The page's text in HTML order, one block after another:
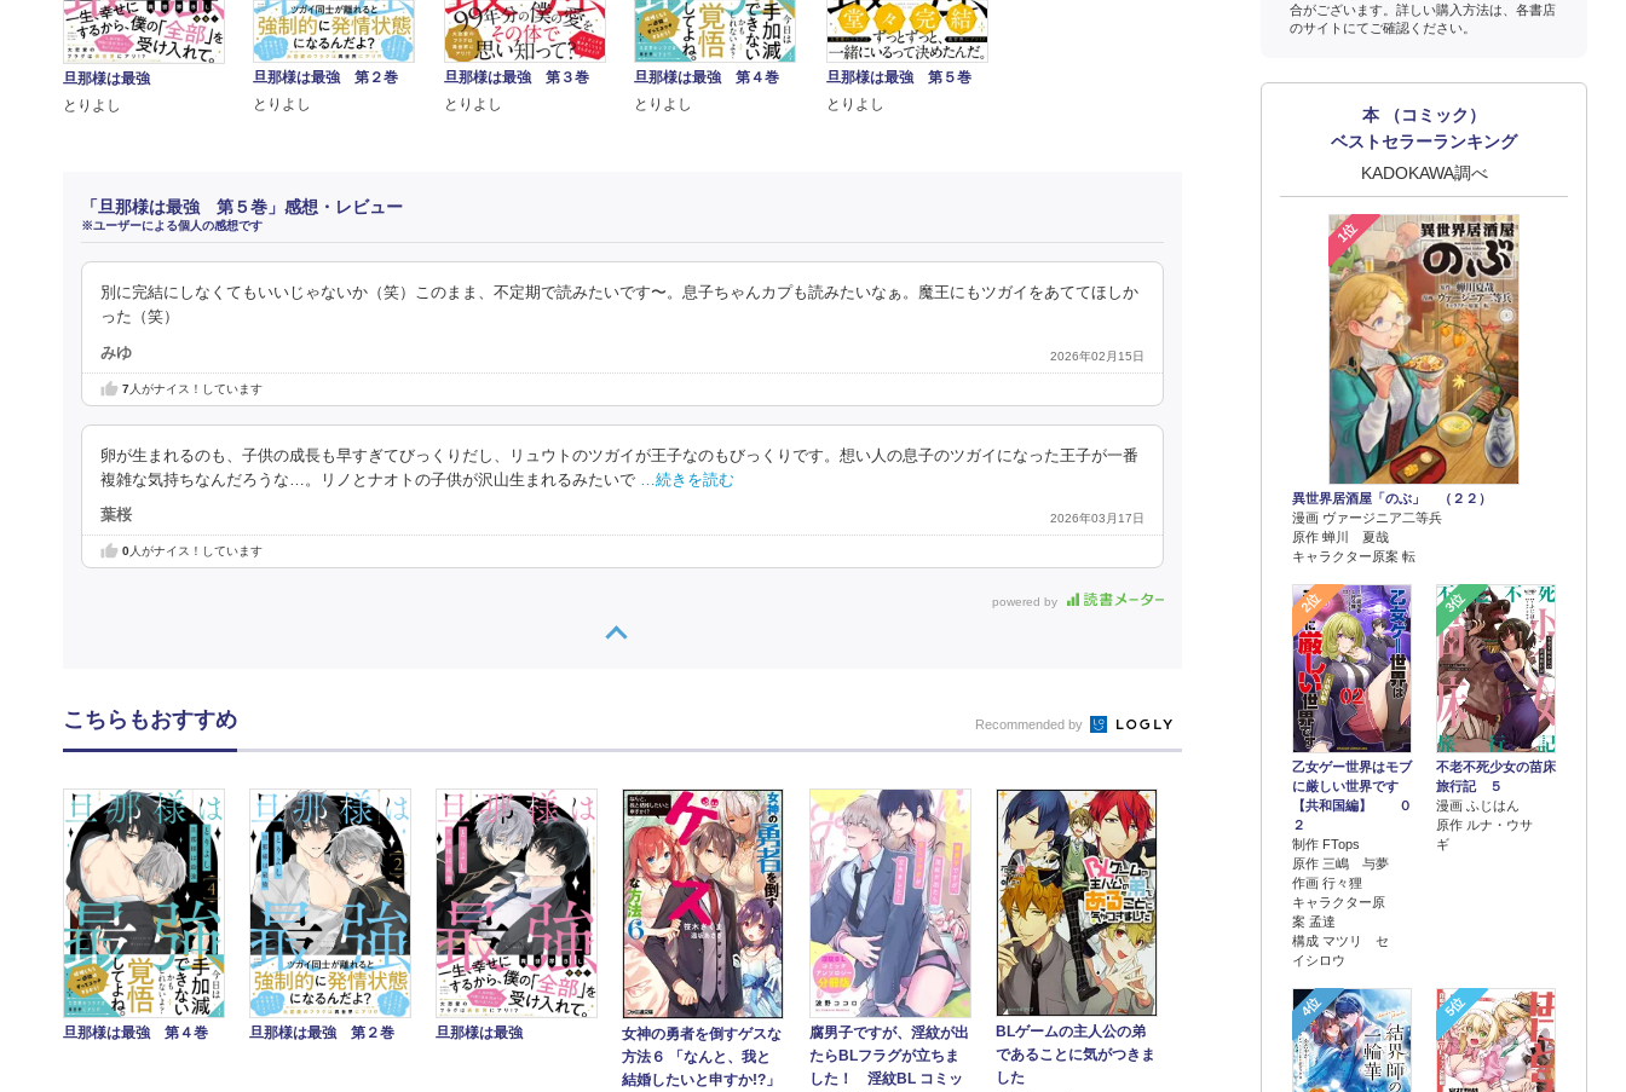
旦那様は最強
とりよし
旦那様は最強 第２巻
とりよし
旦那様は最強 第３巻
とりよし
旦那様は最強 第４巻
とりよし
旦那様は最強 第５巻
とりよし
「旦那様は最強 第５巻」感想・レビュー
※ユーザーによる個人の感想です
別に完結にしなくてもいいじゃないか（笑）このまま、不定期で読みたいです〜。息子ちゃんカプも読みたいなぁ。魔王にもツガイをあててほしか
った（笑）
みゆ 2026年02月15日
7人がナイス！しています
卵が生まれるのも、子供の成長も早すぎてびっくりだし、リュウトのツガイが王子なのもびっくりです。想い人の息子のツガイになった王子が一番
複雑な気持ちなんだろうな…。リノとナオトの子供が沢山生まれるみたいで
…続きを読む
葉桜 2026年03月17日
0人がナイス！しています
powered by
合がございます。詳しい購入方法は、各書店
のサイトにてご確認ください。
本 （コミック）
ベストセラーランキング
KADOKAWA調べ
1位
異世界居酒屋「のぶ」 （２２）
漫画 ヴァージニア二等兵
原作 蝉川 夏哉
キャラクター原案 転
2位
乙女ゲー世界はモブ
に厳しい世界です
【共和国編】 ０
２
制作 FTops
原作 三嶋 与夢
作画 行々狸
キャラクター原
案 孟達
構成 マツリ セ
イシロウ
3位
不老不死少女の苗床
旅行記 ５
漫画 ふじはん
原作 ルナ・ウサ
ギ
4位 5位
こちらもおすすめ Recommended by
旦那様は最強 第４巻 旦那様は最強 第２巻 旦那様は最強
女神の勇者を倒すゲスな
方法６ 「なんと、我と
結婚したいと申すか!?」
腐男子ですが、淫紋が出
たらBLフラグが立ちま
した！ 淫紋BL コミッ
BLゲームの主人公の弟
であることに気がつきま
した